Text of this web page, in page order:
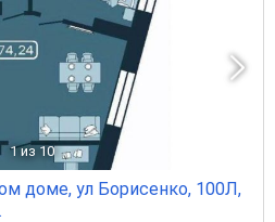
1 из 10
доме, ул Борисенко, 100Л,